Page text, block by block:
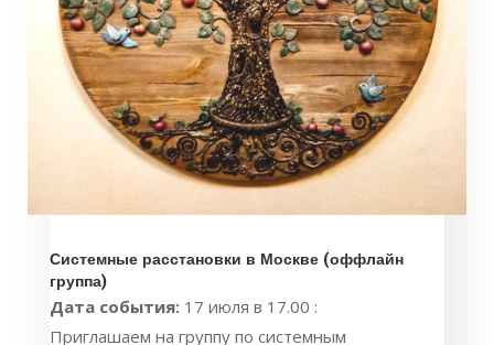
Системные расстановки в Москве (оффлайн
группа)
Дата события: 17 июля в 17.00 :
Приглашаем на группу по системным